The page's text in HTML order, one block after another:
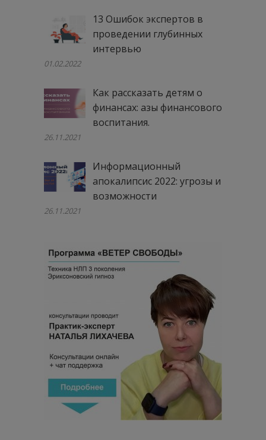
13 Ошибок экспертов в
проведении глубинных
интервью
01.02.2022
Как рассказать детям о
финансах: азы финансового
воспитания.
26.11.2021
Информационный
апокалипсис 2022: угрозы и
возможности
26.11.2021